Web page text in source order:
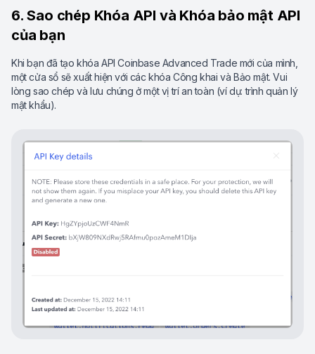
6. Sao chép Khóa API và Khóa bảo mật API
của bạn
Khi bạn đã tạo khóa API Coinbase Advanced Trade mới của mình,
một cửa sổ sẽ xuất hiện với các khóa Công khai và Bảo mật. Vui
lòng sao chép và lưu chúng ở một vị trí an toàn (ví dụ: trình quản lý
mật khẩu).